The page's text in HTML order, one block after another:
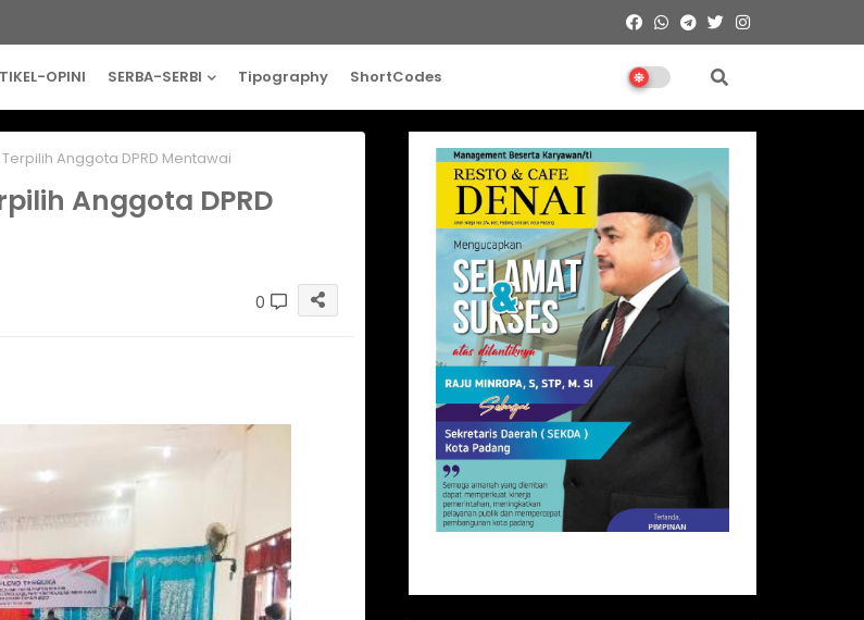
OPINI SERBA-SERBI Tipography ShortCodes
Anggota DPRD Mentawai
Anggota DPRD
0